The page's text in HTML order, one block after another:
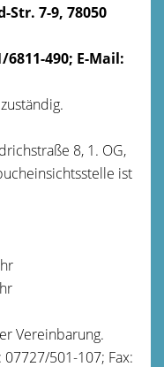
7-9, 78050
6811-490; E-Mail:
zuständig.
8, 1. OG,
ist
Vereinbarung.
501-107; Fax: